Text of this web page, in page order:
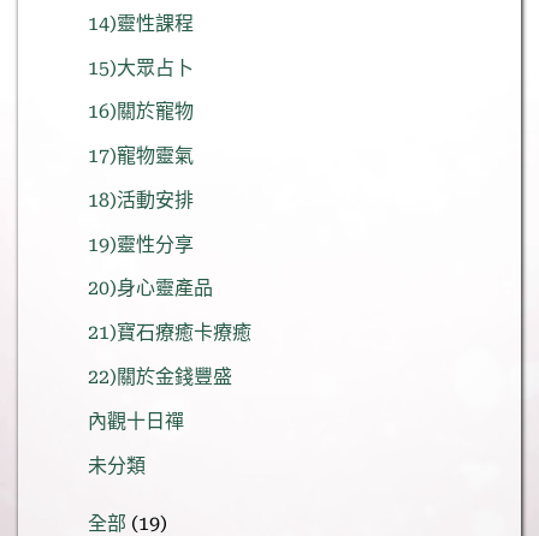
14)靈性課程
15)大眾占卜
16)關於寵物
17)寵物靈氣
18)活動安排
19)靈性分享
20)身心靈產品
21)寶石療癒卡療癒
22)關於金錢豐盛
內觀十日禪
未分類
全部 1919